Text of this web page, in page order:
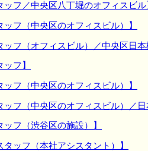
フ／中央区八丁堀のオフィスビル
フ（中央区のオフィスビル）】
フ（オフィスビル）／中央区日
フ】
フ（中央区のオフィスビル）】
フ（中央区のオフィスビル）／
フ（渋谷区の施設）】
ッフ（本社アシスタント）】